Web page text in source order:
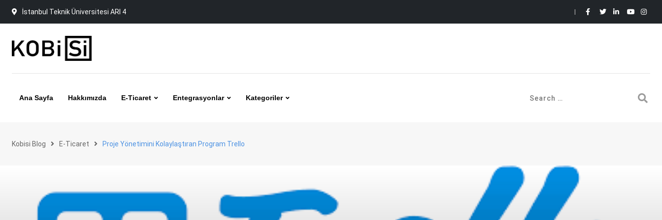
Skip
İstanbul Teknik Üniversitesi ARI 4
Ana Sayfa Hakkımızda E-Ticaret Entegrasyonlar Kategoriler
Kobisi Blog E-Ticaret Proje Yönetimini Kolaylaştıran Program Trello